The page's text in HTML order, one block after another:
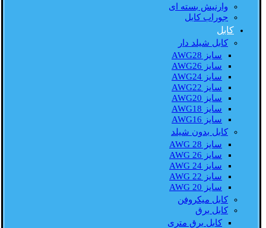
وارنیش بسته ای
جوراب کابل
کابل
کابل شیلد دار
سایز AWG28
سایز AWG26
سایز AWG24
سایز AWG22
سایز AWG20
سایز AWG18
سایز AWG16
کابل بدون شیلد
سایز AWG 28
سایز AWG 26
سایز AWG 24
سایز AWG 22
سایز AWG 20
کابل میکروفن
کابل برق
کابل برق متری